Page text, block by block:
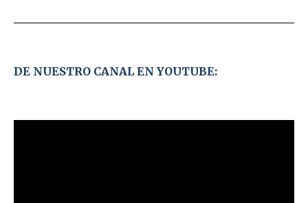
DE NUESTRO CANAL EN YOUTUBE: